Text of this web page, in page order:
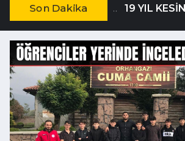
Son Dakika